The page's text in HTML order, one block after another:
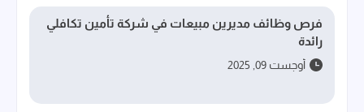
فرص وظائف مديرين مبيعات في شركة تأمين تكافلي
رائدة
أوجست 09, 2025